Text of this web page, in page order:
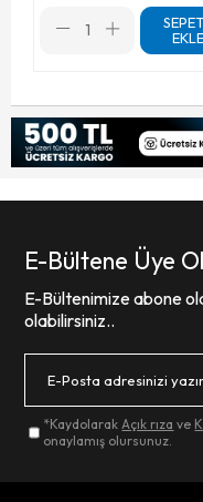
EKLE
E-Bültene Üye
E-Bültenimize abone
olabilirsiniz..
*KaydolarakAçık rıza ve
onaylamış olursunuz.